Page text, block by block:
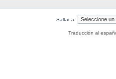
Saltar a:
Traducción al